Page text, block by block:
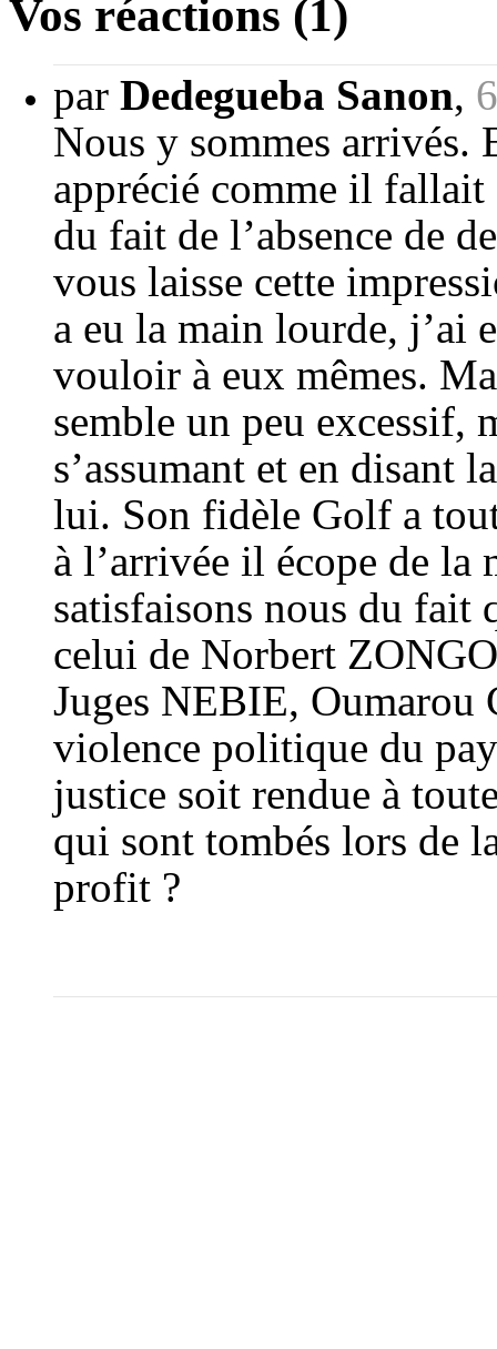
Vos réactions (1)
par Dedegueba Sanon,
Nous y sommes arrivés.
apprécié comme il fallait
du fait de l’absence de
vous laisse cette
a eu la main lourde, j’ai
vouloir à eux mêmes.
semble un peu excessif,
s’assumant et en disant
lui. Son fidèle Golf a
à l’arrivée il écope de la
satisfaisons nous du fait
celui de Norbert
Juges NEBIE, Oumarou
violence politique du
justice soit rendue à
qui sont tombés lors de
profit ?